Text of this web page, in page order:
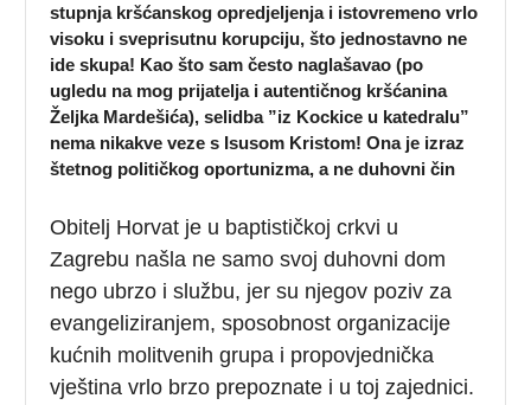
stupnja kršćanskog opredjeljenja i istovremeno vrlo
visoku i sveprisutnu korupciju, što jednostavno ne
ide skupa! Kao što sam često naglašavao (po
ugledu na mog prijatelja i autentičnog kršćanina
Željka Mardešića), selidba ”iz Kockice u katedralu”
nema nikakve veze s Isusom Kristom! Ona je izraz
štetnog političkog oportunizma, a ne duhovni čin
Obitelj Horvat je u baptističkoj crkvi u
Zagrebu našla ne samo svoj duhovni dom
nego ubrzo i službu, jer su njegov poziv za
evangeliziranjem, sposobnost organizacije
kućnih molitvenih grupa i propovjednička
vještina vrlo brzo prepoznate i u toj zajednici.